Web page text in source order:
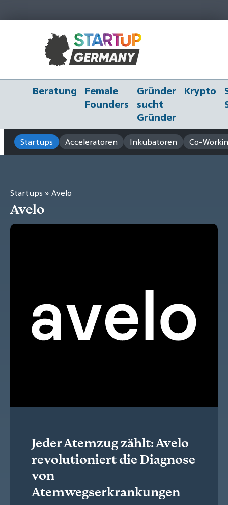
Beratung
Female
Founders
Gründer
sucht
Gründer
Krypto
Startups Acceleratoren Inkubatoren Co-
Startups » Avelo
Avelo
Jeder Atemzug zählt: Avelo
revolutioniert die Diagnose
von
Atemwegserkrankungen